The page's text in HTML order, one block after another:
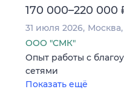
170 000–220 000
31 июля 2026 Москва
ООО "СМК"
Опыт работы с
сетями
Показать ещё